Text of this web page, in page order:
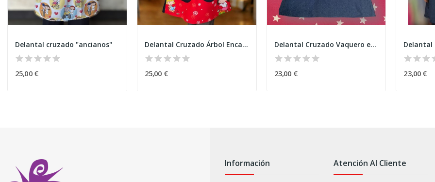
Delantal cruzado "ancianos"
25,00 €
Delantal Cruzado Árbol Encantado de Navidad
25,00 €
Delantal Cruzado Vaquero estrellas
23,00 € 23,00 €
Información Atención Al Cliente